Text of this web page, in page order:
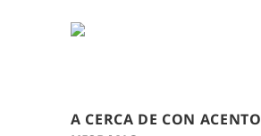
A CERCA DE CON ACENTO